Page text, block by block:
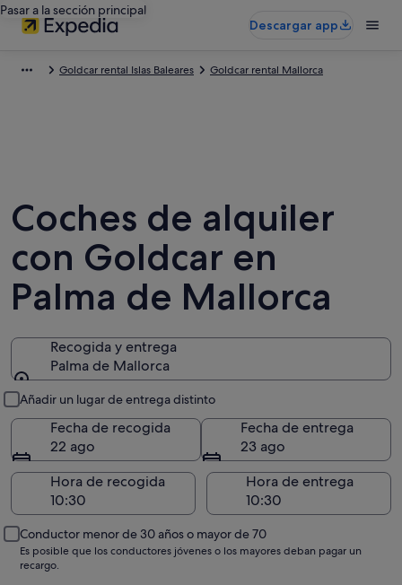
Pasar a la sección principal
Descargar app
Goldcar rental Islas Baleares Goldcar rental Mallorca
Coches de alquiler
con Goldcar en
Palma de Mallorca
Recogida y entrega
Palma de Mallorca
Añadir un lugar de entrega distinto
Fecha de recogida
22 ago
Fecha de entrega
23 ago
Hora de recogida
Hora de entrega
Conductor menor de 30 años o mayor de 70
Es posible que los conductores jóvenes o los mayores deban pagar un
recargo.